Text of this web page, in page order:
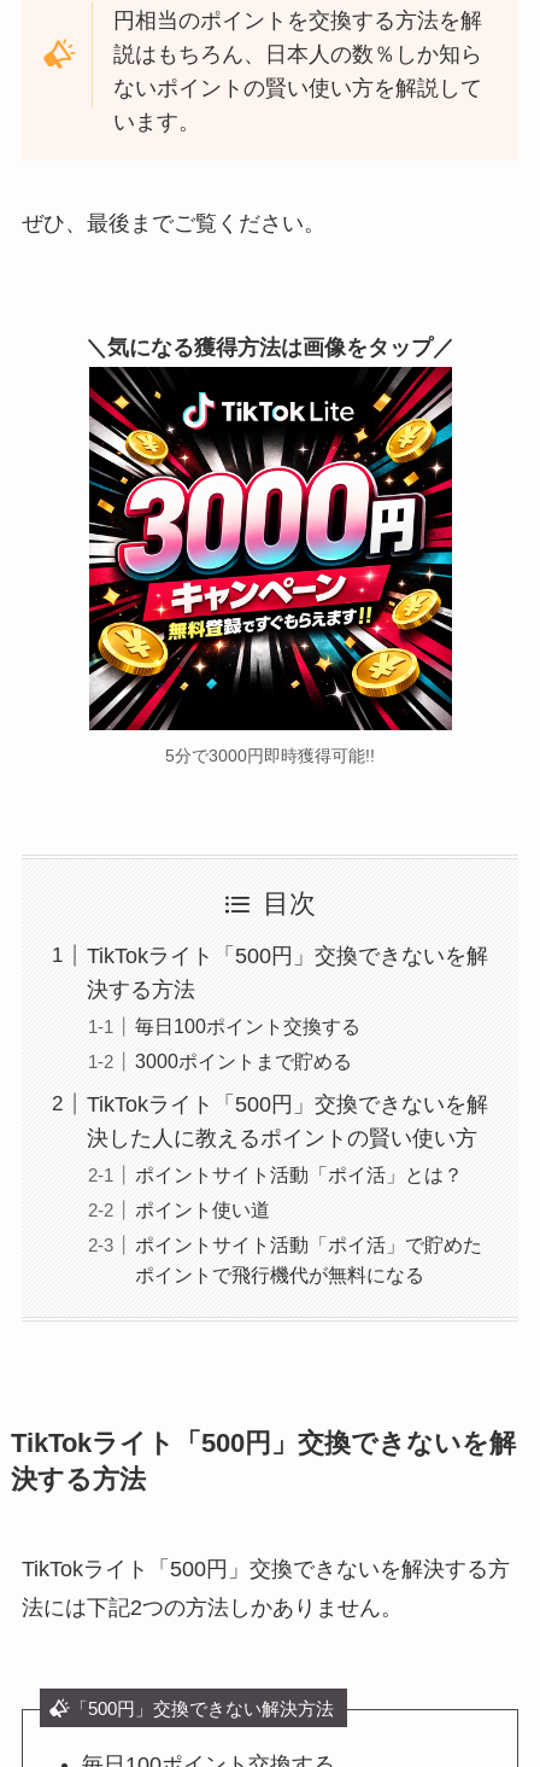
円相当のポイントを交換する方法を解
説はもちろん、日本人の数％しか知ら
ないポイントの賢い使い方を解説して
います。
ぜひ、最後までご覧ください。
＼気になる獲得方法は画像をタップ／
5分で3000円即時獲得可能!!
目次
TikTokライト「500円」交換できないを解
決する方法
毎日100ポイント交換する
3000ポイントまで貯める
TikTokライト「500円」交換できないを解
決した人に教えるポイントの賢い使い方
ポイントサイト活動「ポイ活」とは？
ポイント使い道
ポイントサイト活動「ポイ活」で貯めた
ポイントで飛行機代が無料になる
TikTokライト「500円」交換できないを解
決する方法
TikTokライト「500円」交換できないを解決する方
法には下記2つの方法しかありません。
「500円」交換できない解決方法